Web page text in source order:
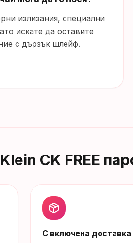
излизания, специални
искате да оставите
с дързък шлейф.
CK FREE
С включена доставка